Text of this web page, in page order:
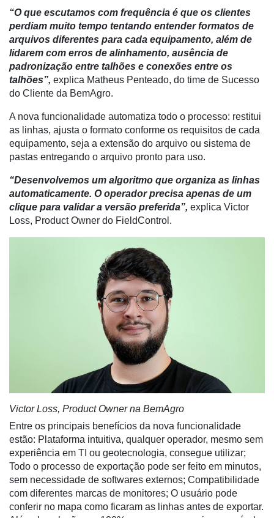
de
Cadeira
Artigos
Agenda
Agricultura
Precisão
Automação
e
Conectividade
Dados
e
Análise
para
Recursos
Hídricos
Membros
Liberali
Netrin
“O que escutamos com frequência é que os clientes
perdiam muito tempo tentando entender formatos de
arquivos diferentes para cada equipamento, além de
lidarem com erros de alinhamento, ausência de
padronização entre talhões e conexões entre os
talhões”, explica Matheus Penteado, do time de Sucesso
do Cliente da BemAgro.
A nova funcionalidade automatiza todo o processo: restitui
as linhas, ajusta o formato conforme os requisitos de cada
equipamento, seja a extensão do arquivo ou sistema de
pastas entregando o arquivo pronto para uso.
“Desenvolvemos um algoritmo que organiza as linhas
automaticamente. O operador precisa apenas de um
clique para validar a versão preferida”, explica Victor
Loss, Product Owner do FieldControl.
Victor Loss, Product Owner na BemAgro
Entre os principais benefícios da nova funcionalidade
estão: Plataforma intuitiva, qualquer operador, mesmo sem
experiência em TI ou geotecnologia, consegue utilizar;
Todo o processo de exportação pode ser feito em minutos,
sem necessidade de softwares externos; Compatibilidade
com diferentes marcas de monitores; O usuário pode
conferir no mapa como ficaram as linhas antes de exportar.